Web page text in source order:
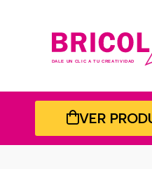
VER